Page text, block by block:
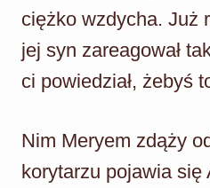
ciężko wzdycha. Już
jej syn zareagował
ci powiedział, żebyś
Nim Meryem zdąży
korytarzu pojawia się